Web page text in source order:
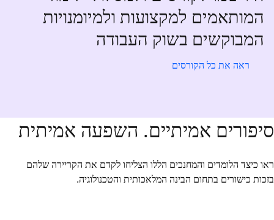
המותאמים למקצועות ולמיומנויות
המבוקשים בשוק העבודה
ראה את כל הקורסים
סיפורים אמיתיים. השפעה אמיתית
ראו כיצד הלומדים והמחנכים הללו הצליחו לקדם את הקריירה שלהם
בזכות כישורים בתחום הבינה המלאכותית והטכנולוגיה.